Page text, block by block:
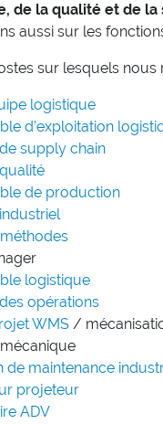
de la qualité et de la
aussi sur les
sur lesquels
logistique
d’exploitation
supply chain
de production
logistique
opérations
WMS /
de maintenance
projeteur
ADV